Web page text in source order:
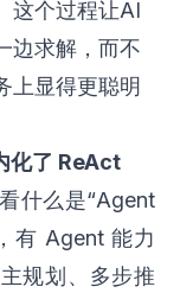
这个过程让AI
边求解，而不
上显得更聪明
化了 ReAct
什么是“Agent
有 Agent 能力
规划、多步推